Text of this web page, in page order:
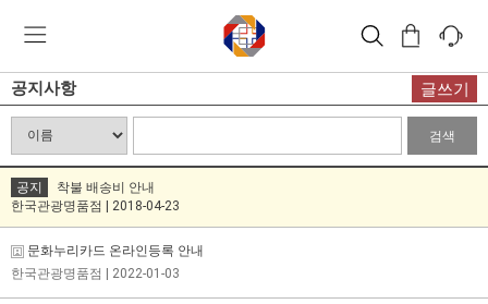
공지사항 글쓰기
검색
공지
착불 배송비 안내
한국관광명품점 | 2018-04-23
문화누리카드 온라인등록 안내
한국관광명품점
| 2022-01-03